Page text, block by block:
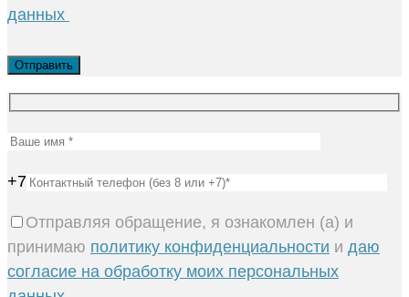
данных
+7
Отправляя обращение, я ознакомлен (а) и
принимаю политику конфиденциальности и даю
согласие на обработку моих персональных